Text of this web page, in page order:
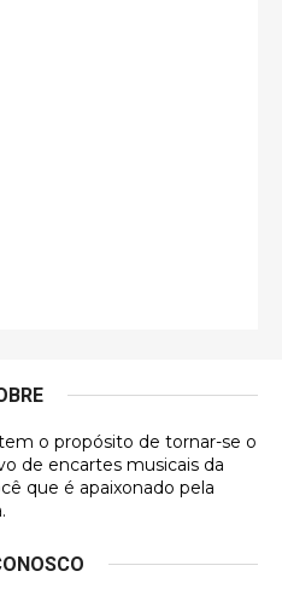
o encarte aqui, me
o propósito de tornar-se o
de encartes musicais da
que é apaixonado pela